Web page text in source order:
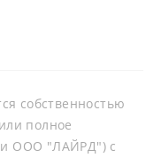
собственностью
полное
ООО "ЛАЙРД") с